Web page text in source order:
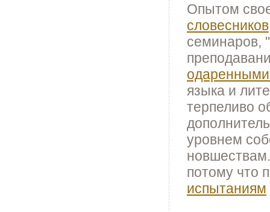
Опытом
словесников
семинаров,
языка и
терпеливо
уровнем
потому что
испытаниям